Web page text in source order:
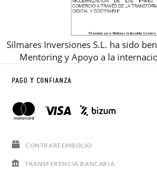
Silmares Inversiones S.L. ha sido
Mentoring y Apoyo a la
PAGO Y CONFIANZA
CONTRAREEMBOLSO
TRANSFERENCIA BANCARIA